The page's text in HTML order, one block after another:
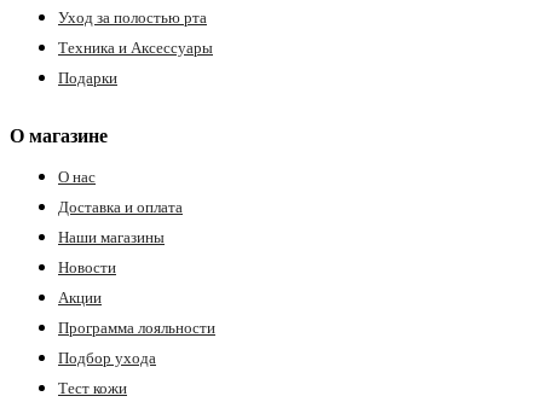
Уход за полостью рта
Техника и Аксессуары
Подарки
О магазине
О нас
Доставка и оплата
Наши магазины
Новости
Акции
Программа лояльности
Подбор ухода
Тест кожи